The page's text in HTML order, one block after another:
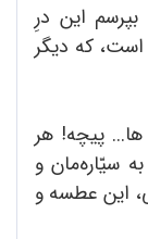
بپرسم این درِ
که دیگر
ها... پیچه! هر
سیّاره‌مان و
این عطسه و